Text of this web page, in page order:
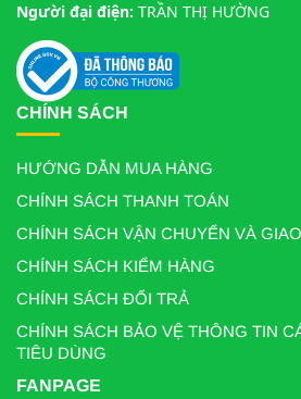
Người đại điện: TRẦN THỊ HƯỜNG
CHÍNH SÁCH
HƯỚNG DẪN MUA HÀNG
CHÍNH SÁCH THANH TOÁN
CHÍNH SÁCH VẬN CHUYỂN VÀ
CHÍNH SÁCH KIỂM HÀNG
CHÍNH SÁCH ĐỔI TRẢ
CHÍNH SÁCH BẢO VỆ THÔNG TIN
TIÊU DÙNG
FANPAGE